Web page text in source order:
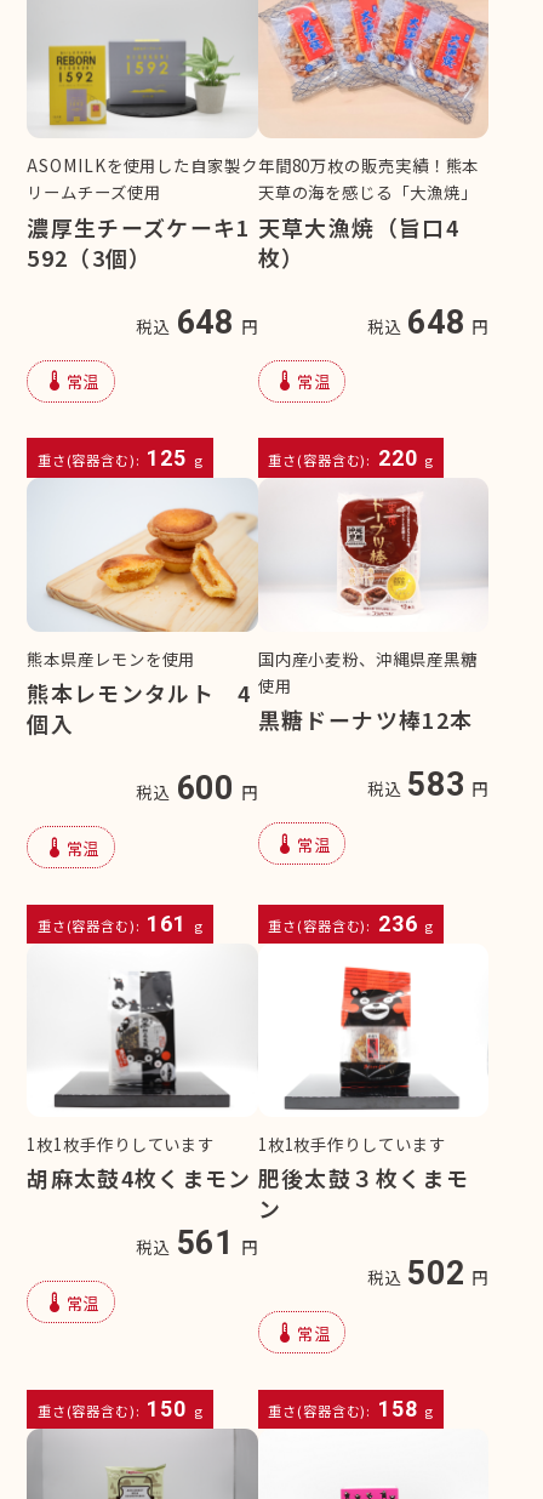
ASOMILKを使用した自家製ク
リームチーズ使用
濃厚生チーズケーキ1
592（3個）
税込 648 円
device_thermostat 常温
重さ(容器含む): 125 g
年間80万枚の販売実績！熊本
天草の海を感じる「大漁焼」
天草大漁焼（旨口4
枚）
税込 648 円
device_thermostat 常温
重さ(容器含む): 220 g
熊本県産レモンを使用
熊本レモンタルト 4
個入
税込 600 円
device_thermostat 常温
重さ(容器含む): 161 g
国内産小麦粉、沖縄県産黒糖
使用
黒糖ドーナツ棒12本
税込 583 円
device_thermostat 常温
重さ(容器含む): 236 g
1枚1枚手作りしています
胡麻太鼓4枚くまモン
税込 561 円
device_thermostat 常温
重さ(容器含む): 150 g
1枚1枚手作りしています
肥後太鼓３枚くまモ
ン
税込 502 円
device_thermostat 常温
重さ(容器含む): 158 g